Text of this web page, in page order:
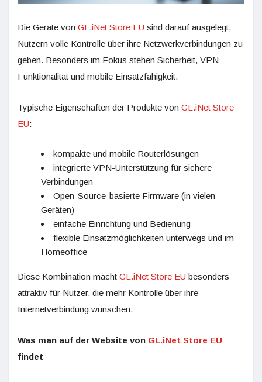
Die Geräte von GL.iNet Store EU sind darauf ausgelegt,
Nutzern volle Kontrolle über ihre Netzwerkverbindungen zu
geben. Besonders im Fokus stehen Sicherheit, VPN-
Funktionalität und mobile Einsatzfähigkeit.
Typische Eigenschaften der Produkte von GL.iNet Store
EU:
kompakte und mobile Routerlösungen
integrierte VPN-Unterstützung für sichere
Verbindungen
Open-Source-basierte Firmware (in vielen
Geräten)
einfache Einrichtung und Bedienung
flexible Einsatzmöglichkeiten unterwegs und im
Homeoffice
Diese Kombination macht GL.iNet Store EU besonders
attraktiv für Nutzer, die mehr Kontrolle über ihre
Internetverbindung wünschen.
Was man auf der Website von GL.iNet Store EU
findet